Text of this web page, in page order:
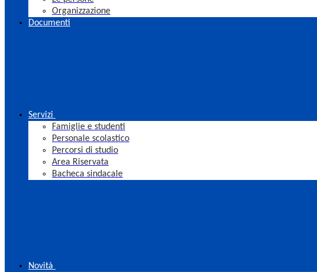
Organizzazione
Documenti
Servizi
Famiglie e studenti
Personale scolastico
Percorsi di studio
Area Riservata
Bacheca sindacale
Novità